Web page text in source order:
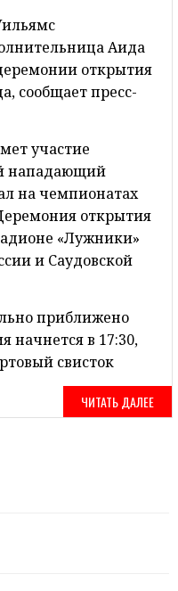
Аида
открытия
сообщает пресс-
участие
нападающий
на чемпионатах
открытия
«Лужники»
и Саудовской
приближено
начнется в 17:30,
свисток
ЧИТАТЬ ДАЛЕЕ